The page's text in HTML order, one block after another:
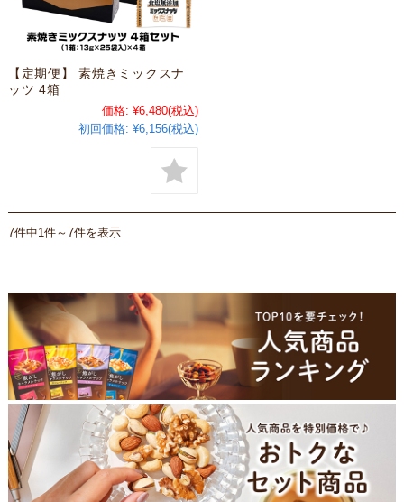
【定期便】 素焼きミックスナ
ッツ 4箱
価格: ¥6,480(税込)
初回価格: ¥6,156(税込)
7件中1件～7件を表示